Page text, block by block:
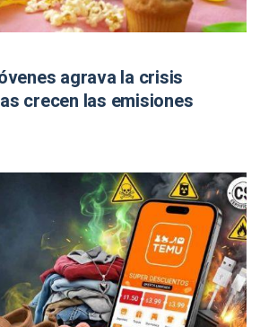
agrava la crisis
crecen las emisiones